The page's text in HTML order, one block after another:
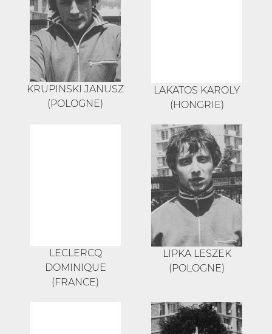
KRUPINSKI JANUSZ
(POLOGNE)
LAKATOS KAROLY
(HONGRIE)
LECLERCQ
DOMINIQUE
(FRANCE)
LIPKA LESZEK
(POLOGNE)